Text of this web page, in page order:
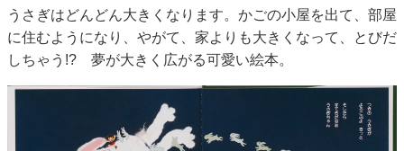
うさぎはどんどん大きくなります。かごの小屋を出て、部屋
に住むようになり、やがて、家よりも大きくなって、とびだ
しちゃう!? 夢が大きく広がる可愛い絵本。